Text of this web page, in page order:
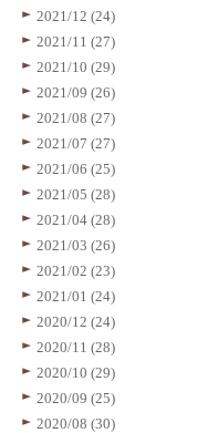
2021/12 (24)
2021/11 (27)
2021/10 (29)
2021/09 (26)
2021/08 (27)
2021/07 (27)
2021/06 (25)
2021/05 (28)
2021/04 (28)
2021/03 (26)
2021/02 (23)
2021/01 (24)
2020/12 (24)
2020/11 (28)
2020/10 (29)
2020/09 (25)
2020/08 (30)